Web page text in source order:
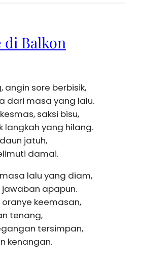
di Balkon
angin sore berbisik,
dari masa yang lalu.
saksi bisu,
langkah yang hilang.
jatuh,
damai.
lalu yang diam,
apapun.
keemasan,
tenang,
tersimpan,
kenangan.